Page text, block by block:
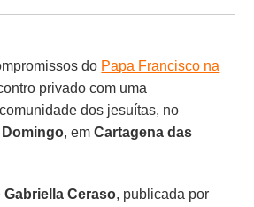
do Papa Francisco na
privado com uma
dos jesuítas, no
, emCartagena das
Gabriella Ceraso, publicada por